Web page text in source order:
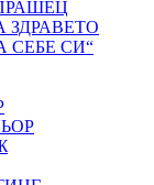
ЗДРАВЕТО
СЕБЕ СИ“